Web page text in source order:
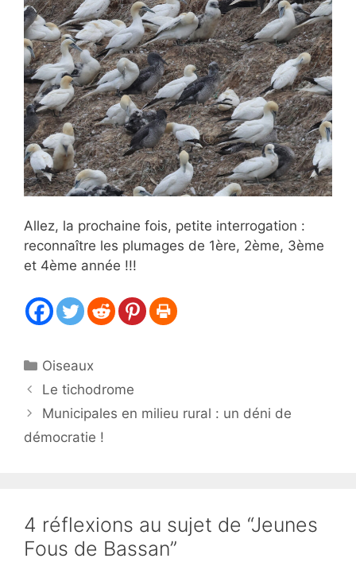
Allez, la prochaine fois, petite interrogation :
reconnaître les plumages de 1ère, 2ème, 3ème
et 4ème année !!!
Catégories
Oiseaux
Le tichodrome
Municipales en milieu rural : un déni de
démocratie !
4 réflexions au sujet de “Jeunes
Fous de Bassan”